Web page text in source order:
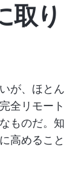
取り
が、ほとん
全リモート
ものだ。知
高めること